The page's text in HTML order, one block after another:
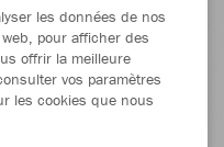
les données de nos
pour afficher des
offrir la meilleure
vos paramètres
les cookies que nous